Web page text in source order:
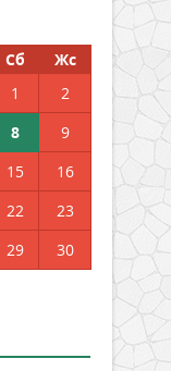
Сб
Жс
1
2
8
9
15
16
22
23
29
30